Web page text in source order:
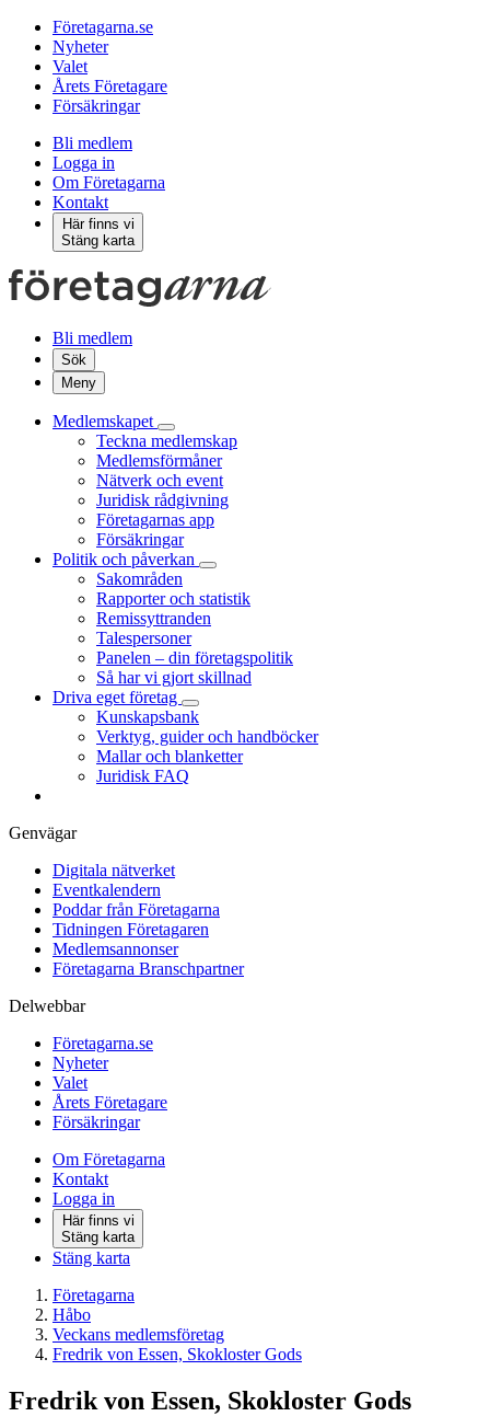
Företagarna.se
Nyheter
Valet
Årets Företagare
Försäkringar
Bli medlem
Logga in
Om Företagarna
Kontakt
Här finns vi
Stäng karta
Bli medlem
Sök
Meny
Medlemskapet
Teckna medlemskap
Medlemsförmåner
Nätverk och event
Juridisk rådgivning
Företagarnas app
Försäkringar
Politik och påverkan
Sakområden
Rapporter och statistik
Remissyttranden
Talespersoner
Panelen – din företagspolitik
Så har vi gjort skillnad
Driva eget företag
Kunskapsbank
Verktyg, guider och handböcker
Mallar och blanketter
Juridisk FAQ
Genvägar
Digitala nätverket
Eventkalendern
Poddar från Företagarna
Tidningen Företagaren
Medlemsannonser
Företagarna Branschpartner
Delwebbar
Företagarna.se
Nyheter
Valet
Årets Företagare
Försäkringar
Om Företagarna
Kontakt
Logga in
Här finns vi
Stäng karta
Stäng karta
Företagarna
Håbo
Veckans medlemsföretag
Fredrik von Essen, Skokloster Gods
Fredrik von Essen, Skokloster Gods